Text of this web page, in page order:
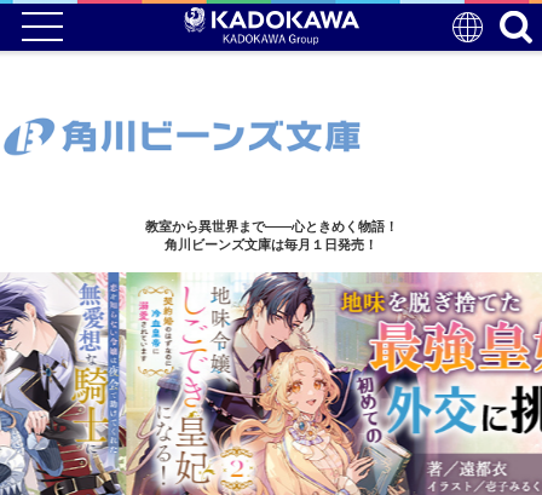
教室から異世界まで――心ときめく物語！
角川ビーンズ文庫は毎月１日発売！